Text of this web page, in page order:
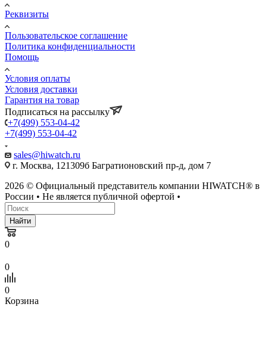
Реквизиты
Пользовательское соглашение
Политика конфиденциальности
Помощь
Условия оплаты
Условия доставки
Гарантия на товар
Подписаться на рассылку
+7(499) 553-04-42
+7(499) 553-04-42
sales@hiwatch.ru
г. Москва, 121309б Багратионовский пр-д, дом 7
2026 © Официальный представитель компании HIWATCH® в
России • Не является публичной офертой •
Найти
0
0
0
Корзина